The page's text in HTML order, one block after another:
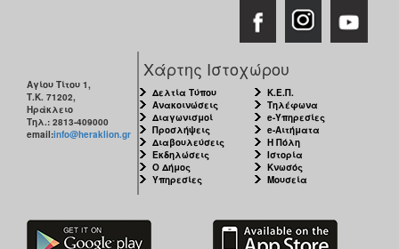
Αγίου Τίτου 1,
Τ.Κ. 71202,
Ηράκλειο
Τηλ.: 2813-409000
email:info@heraklion.gr
Χάρτης Ιστοχώρου
Δελτία Τύπου
Ανακοινώσεις
Διαγωνισμοί
Προσλήψεις
Διαβουλεύσεις
Εκδηλώσεις
Ο Δήμος
Υπηρεσίες
Κ.Ε.Π.
Τηλέφωνα
e-Υπηρεσίες
e-Αιτήματα
Η Πόλη
Ιστορία
Κνωσός
Μουσεία